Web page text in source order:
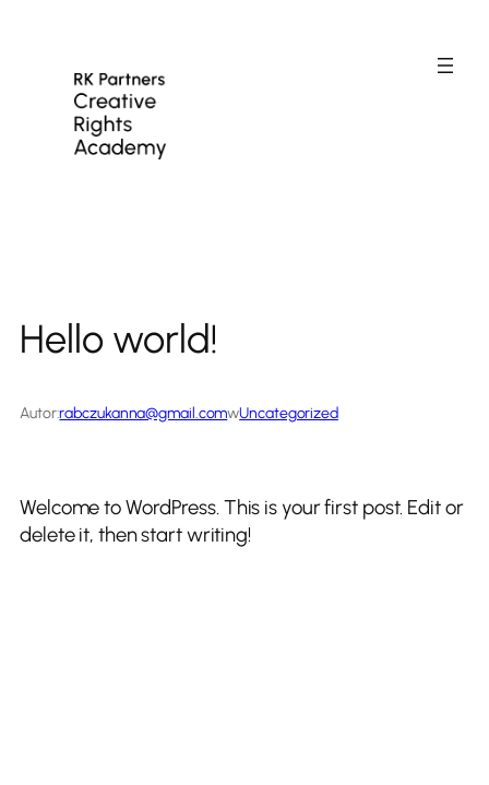
Hello world!
Autor:rabczukanna@gmail.comwUncategorized
Welcome to WordPress. This is your first post. Edit or
delete it, then start writing!